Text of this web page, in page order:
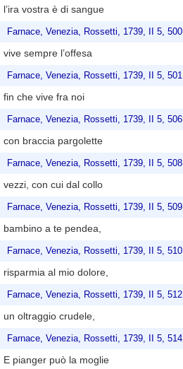
l’ira vostra è di sangue
Farnace, Venezia, Rossetti, 1739, II 5, 500
vive sempre l’offesa
Farnace, Venezia, Rossetti, 1739, II 5, 501
fin che vive fra noi
Farnace, Venezia, Rossetti, 1739, II 5, 506
con braccia pargolette
Farnace, Venezia, Rossetti, 1739, II 5, 508
vezzi, con cui dal collo
Farnace, Venezia, Rossetti, 1739, II 5, 509
bambino a te pendea,
Farnace, Venezia, Rossetti, 1739, II 5, 510
risparmia al mio dolore,
Farnace, Venezia, Rossetti, 1739, II 5, 512
un oltraggio crudele,
Farnace, Venezia, Rossetti, 1739, II 5, 514
E pianger può la moglie